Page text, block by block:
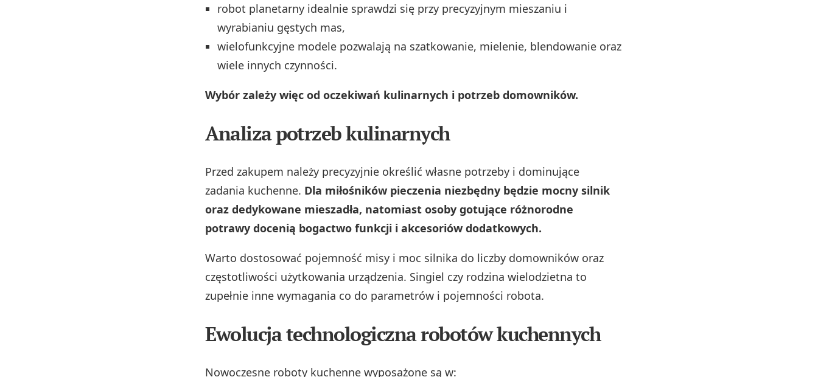
robot planetarny idealnie sprawdzi się przy precyzyjnym mieszaniu i
wyrabianiu gęstych mas,
wielofunkcyjne modele pozwalają na szatkowanie, mielenie, blendowanie oraz
wiele innych czynności.
Wybór zależy więc od oczekiwań kulinarnych i potrzeb domowników.
Analiza potrzeb kulinarnych
Przed zakupem należy precyzyjnie określić własne potrzeby i dominujące
zadania kuchenne. Dla miłośników pieczenia niezbędny będzie mocny silnik
oraz dedykowane mieszadła, natomiast osoby gotujące różnorodne
potrawy docenią bogactwo funkcji i akcesoriów dodatkowych.
Warto dostosować pojemność misy i moc silnika do liczby domowników oraz
częstotliwości użytkowania urządzenia. Singiel czy rodzina wielodzietna to
zupełnie inne wymagania co do parametrów i pojemności robota.
Ewolucja technologiczna robotów kuchennych
Nowoczesne roboty kuchenne wyposażone są w: